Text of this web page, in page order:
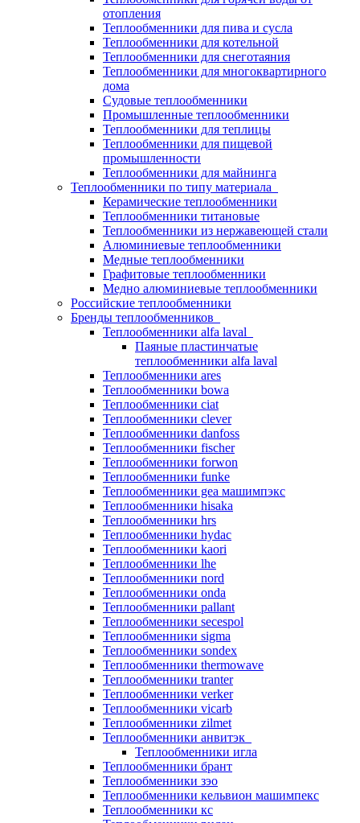
отопления
Теплообменники для пива и сусла
Теплообменники для котельной
Теплообменники для снеготаяния
Теплообменники для многоквартирного
дома
Судовые теплообменники
Промышленные теплообменники
Теплообменники для теплицы
Теплообменники для пищевой
промышленности
Теплообменники для майнинга
Теплообменники по типу материала
Керамические теплообменники
Теплообменники титановые
Теплообменники из нержавеющей стали
Алюминиевые теплообменники
Медные теплообменники
Графитовые теплообменники
Медно алюминиевые теплообменники
Российские теплообменники
Бренды теплообменников
Теплообменники alfa laval
Паяные пластинчатые
теплообменники alfa laval
Теплообменники ares
Теплообменники bowa
Теплообменники ciat
Теплообменники clever
Теплообменники danfoss
Теплообменники fischer
Теплообменники forwon
Теплообменники funke
Теплообменники gea машимпэкс
Теплообменники hisaka
Теплообменники hrs
Теплообменники hydac
Теплообменники kaori
Теплообменники lhe
Теплообменники nord
Теплообменники onda
Теплообменники pallant
Теплообменники secespol
Теплообменники sigma
Теплообменники sondex
Теплообменники thermowave
Теплообменники tranter
Теплообменники verker
Теплообменники vicarb
Теплообменники zilmet
Теплообменники анвитэк
Теплообменники игла
Теплообменники брант
Теплообменники зэо
Теплообменники кельвион машимпекс
Теплообменники кс